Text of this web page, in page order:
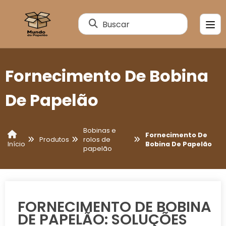
Buscar
Fornecimento De Bobina
De Papelão
Início
Produtos
Bobinas e
rolos de
papelão
Fornecimento De
Bobina De Papelão
FORNECIMENTO DE BOBINA
DE PAPELÃO: SOLUÇÕES